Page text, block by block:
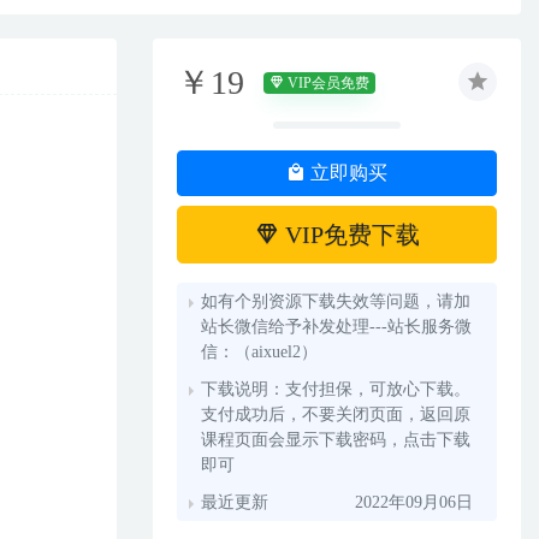
￥19 VIP会员免费
立即购买
VIP免费下载
如有个别资源下载失效等问题，请加
站长微信给予补发处理---站长服务微
信：（aixuel2）
下载说明：支付担保，可放心下载。
支付成功后，不要关闭页面，返回原
课程页面会显示下载密码，点击下载
即可
最近更新 2022年09月06日